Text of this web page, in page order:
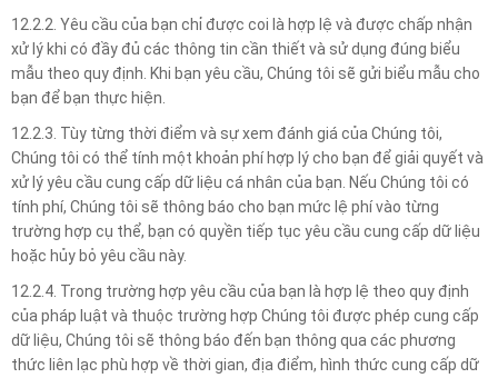
12.2.2. Yêu cầu của bạn chỉ được coi là hợp lệ và được chấp nhận
xử lý khi có đầy đủ các thông tin cần thiết và sử dụng đúng biểu
mẫu theo quy định. Khi bạn yêu cầu, Chúng tôi sẽ gửi biểu mẫu cho
bạn để bạn thực hiện.
12.2.3. Tùy từng thời điểm và sự xem đánh giá của Chúng tôi,
Chúng tôi có thể tính một khoản phí hợp lý cho bạn để giải quyết và
xử lý yêu cầu cung cấp dữ liệu cá nhân của bạn. Nếu Chúng tôi có
tính phí, Chúng tôi sẽ thông báo cho bạn mức lệ phí vào từng
trường hợp cụ thể, bạn có quyền tiếp tục yêu cầu cung cấp dữ liệu
hoặc hủy bỏ yêu cầu này.
12.2.4. Trong trường hợp yêu cầu của bạn là hợp lệ theo quy định
của pháp luật và thuộc trường hợp Chúng tôi được phép cung cấp
dữ liệu, Chúng tôi sẽ thông báo đến bạn thông qua các phương
thức liên lạc phù hợp về thời gian, địa điểm, hình thức cung cấp dữ